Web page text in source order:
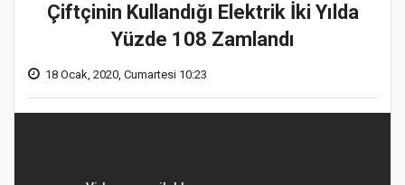
Çiftçinin Kullandığı Elektrik İki Yılda
Yüzde 108 Zamlandı
18 Ocak, 2020, Cumartesi 10:23